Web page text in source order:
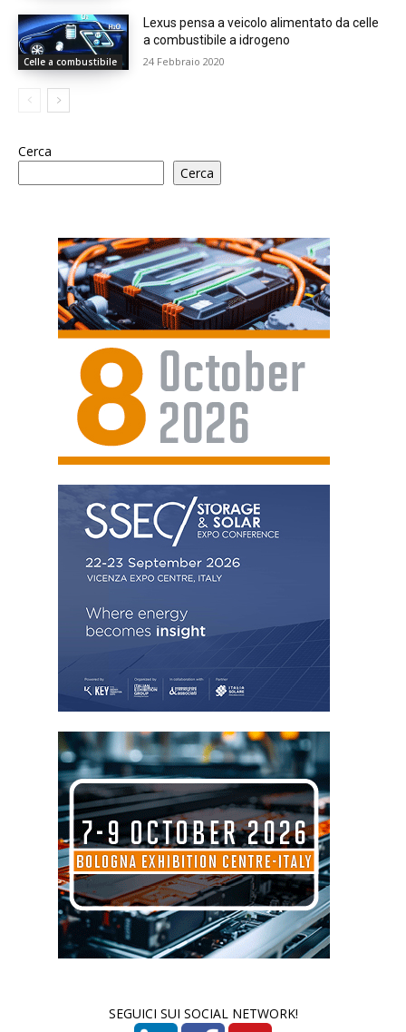
Celle a combustibile
Lexus pensa a veicolo alimentato da celle
a combustibile a idrogeno
24 Febbraio 2020
Cerca
Cerca
SEGUICI SUI SOCIAL NETWORK!